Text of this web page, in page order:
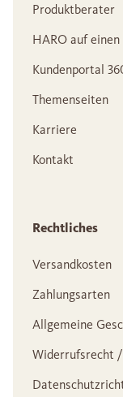
Produktberater
HARO auf einen
Kundenportal
Themenseiten
Karriere
Kontakt
Rechtliches
Versandkosten
Zahlungsarten
Allgemeine
Widerrufsrecht